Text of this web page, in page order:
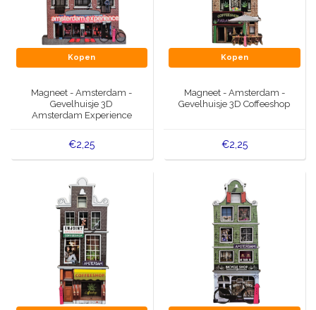
Kopen
Magneet - Amsterdam -
Gevelhuisje 3D
Amsterdam Experience
€2,25
Kopen
Magneet - Amsterdam -
Gevelhuisje 3D Coffeeshop
€2,25